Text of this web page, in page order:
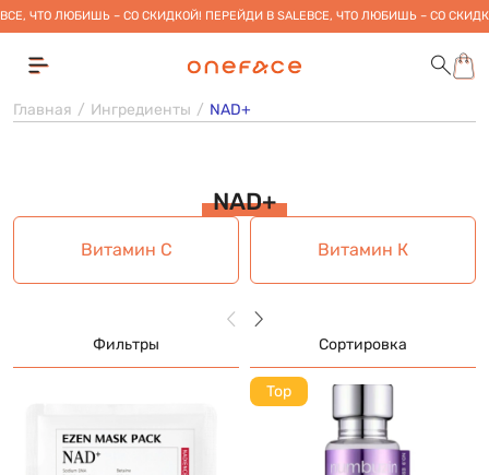
ВСЕ, ЧТО ЛЮБИШЬ – СО СКИДКОЙ! ПЕРЕЙДИ В SALEВСЕ, ЧТО ЛЮБИШЬ – СО
Главная Ингредиенты NAD+
NAD+
Витамин С Витамин К
Фильтры Сортировка
Top